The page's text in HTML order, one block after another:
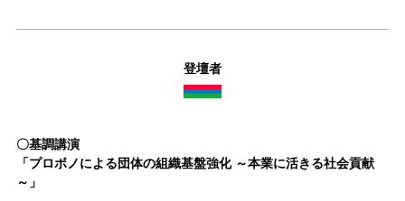
登壇者
〇基調講演
「プロボノによる団体の組織基盤強化 ～本業に活きる社会貢献
～」